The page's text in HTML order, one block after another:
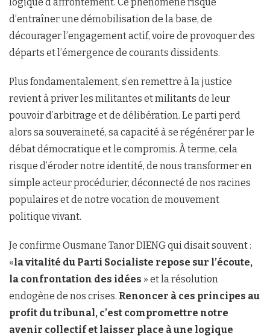
d’entraîner une démobilisation de la base, de
décourager l’engagement actif, voire de provoquer des
départs et l’émergence de courants dissidents.
Plus fondamentalement, s’en remettre à la justice
revient à priver les militantes et militants de leur
pouvoir d’arbitrage et de délibération. Le parti perd
alors sa souveraineté, sa capacité à se régénérer par le
débat démocratique et le compromis. À terme, cela
risque d’éroder notre identité, de nous transformer en
simple acteur procédurier, déconnecté de nos racines
populaires et de notre vocation de mouvement
politique vivant.
Je confirme Ousmane Tanor DIENG qui disait souvent :
«la vitalité du Parti Socialiste repose sur l’écoute,
la confrontation des idées » et la résolution
endogène de nos crises. Renoncer à ces principes au
profit du tribunal, c’est compromettre notre
avenir collectif et laisser place à une logique